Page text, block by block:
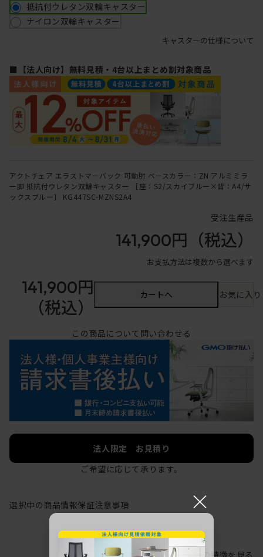
抵抗付ウレタン双輪キャスター
ナイロン双輪キャスター
キャスターの仕様について
■【法人向け】無料見積・4台以上まとめ割対象商品
アクトチェア エラストマーバック 可動肘 ベースカラー：ZN アルミミラ
ー脚 抵抗付ウレタン双輪キャスター ［座：S2/スカイブルー×背：A4/サ
ックスブルー］ KG447SC-MZNS2A4
受注生産品
141,900円 （税込）
お支払方法は複数から選べます
141,900円
（税込）
カートへ お気に入
この商品について問い合わせる
法人限定 お見積り
ご希望に応じて承ります。
選択中の商品情報保証注意事項 ×